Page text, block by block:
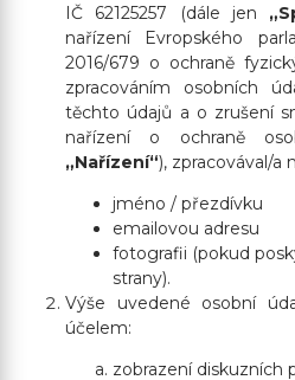
IČ 62125257 (dále jen
nařízení Evropského
2016/679 o ochraně
zpracováním osobních
těchto údajů a o zrušení
nařízení o ochraně
„Nařízení“), zpracovával/a
jméno / přezdívku
emailovou adresu
fotografii (pokud
strany).
Výše uvedené osobní
účelem:
zobrazení diskuzních